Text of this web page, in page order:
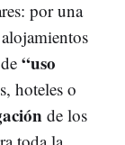
por una
“uso
hoteles o
de los